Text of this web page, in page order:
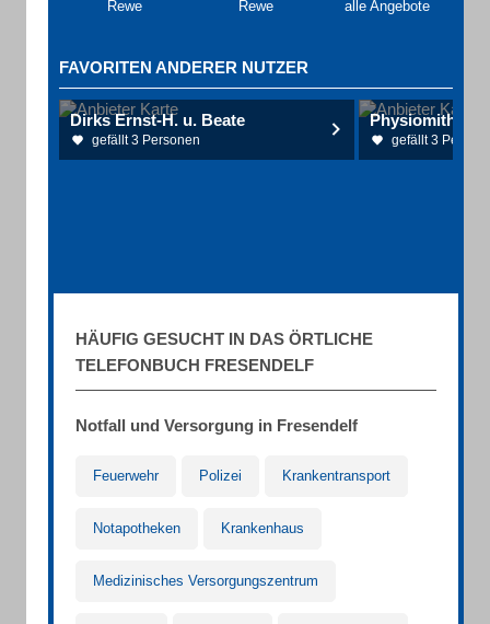
Rewe Rewe alle Angebote
FAVORITEN ANDERER NUTZER
Dirks Ernst-H. u. Beate
gefällt 3 Personen gefällt 3
HÄUFIG GESUCHT IN DAS ÖRTLICHE
TELEFONBUCH FRESENDELF
Notfall und Versorgung in Fresendelf
Feuerwehr Polizei Krankentransport
Notapotheken Krankenhaus
Medizinisches Versorgungszentrum